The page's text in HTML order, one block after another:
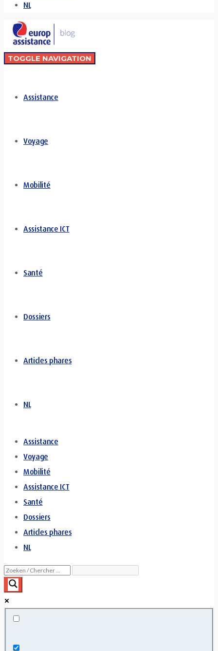
NL
TOGGLE NAVIGATION
Assistance
Voyage
Mobilité
Assistance ICT
Santé
Dossiers
Articles phares
NL
Assistance
Voyage
Mobilité
Assistance ICT
Santé
Dossiers
Articles phares
NL